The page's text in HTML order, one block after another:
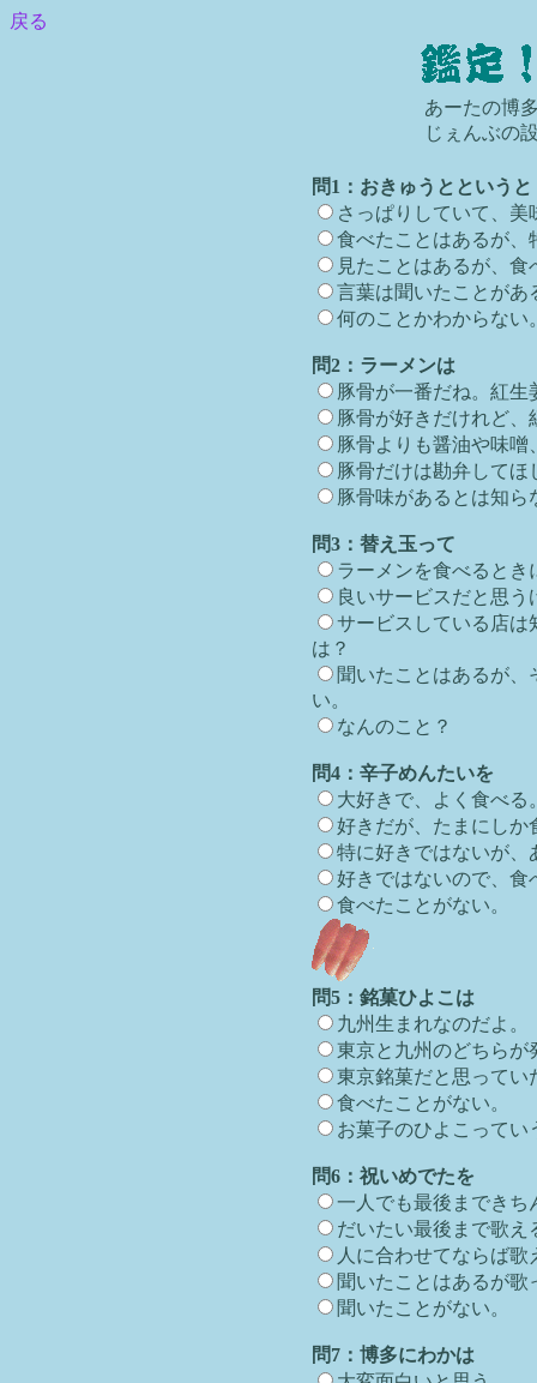
戻る
あーたの博
じぇんぶの
問1：おきゅうとというと
さっぱりしていて、美
食べたことはあるが、
見たことはあるが、食
言葉は聞いたことがあ
何のことかわからない
問2：ラーメンは
豚骨が一番だね。紅
豚骨が好きだけれど
豚骨よりも醤油や味
豚骨だけは勘弁してほ
豚骨味があるとは知ら
問3：替え玉って
ラーメンを食べるとき
良いサービスだと思
サービスしている店は
は？
聞いたことはあるが
い。
なんのこと？
問4：辛子めんたいを
大好きで、よく食べる
好きだが、たまにしか
特に好きではないが、
好きではないので、食
食べたことがない。
問5：銘菓ひよこは
九州生まれなのだよ。
東京と九州のどちらが
東京銘菓だと思ってい
食べたことがない。
お菓子のひよこってい
問6：祝いめでたを
一人でも最後まできち
だいたい最後まで歌え
人に合わせてならば歌
聞いたことはあるが
聞いたことがない。
問7：博多にわかは